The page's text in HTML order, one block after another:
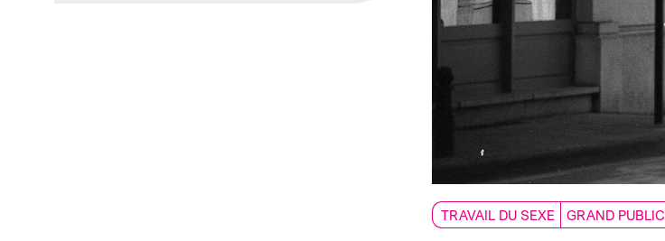
TRAVAIL DU SEXE GRAND PUBLIC